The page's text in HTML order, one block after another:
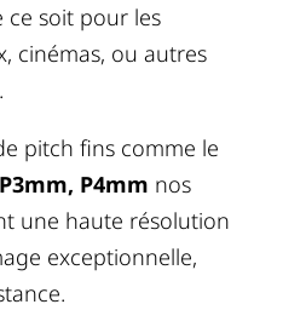
ce soit pour les
cinémas, ou autres
pitch fins comme le
P4mm nos
une haute résolution
exceptionnelle,